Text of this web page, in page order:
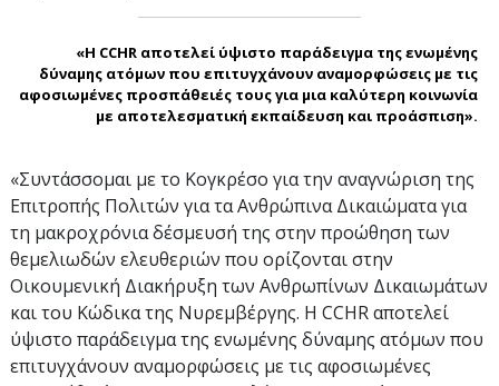
«Η CCHR αποτελεί ύψιστο παράδειγμα της ενωμένης
δύναμης ατόμων που επιτυγχάνουν αναμορφώσεις με τις
αφοσιωμένες προσπάθειές τους για μια καλύτερη κοινωνία
με αποτελεσματική εκπαίδευση και προάσπιση».
«Συντάσσομαι με το Κογκρέσο για την αναγνώριση της
Επιτροπής Πολιτών για τα Ανθρώπινα Δικαιώματα για
τη μακροχρόνια δέσμευσή της στην προώθηση των
θεμελιωδών ελευθεριών που ορίζονται στην
Οικουμενική Διακήρυξη των Ανθρωπίνων Δικαιωμάτων
και του Κώδικα της Νυρεμβέργης. Η CCHR αποτελεί
ύψιστο παράδειγμα της ενωμένης δύναμης ατόμων που
επιτυγχάνουν αναμορφώσεις με τις αφοσιωμένες